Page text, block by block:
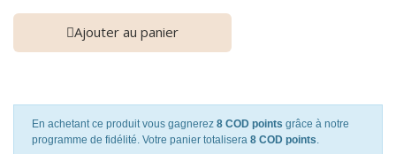
Ajouter au panier
En achetant ce produit vous gagnerez 8 COD points grâce à notre
programme de fidélité. Votre panier totalisera 8 COD points.